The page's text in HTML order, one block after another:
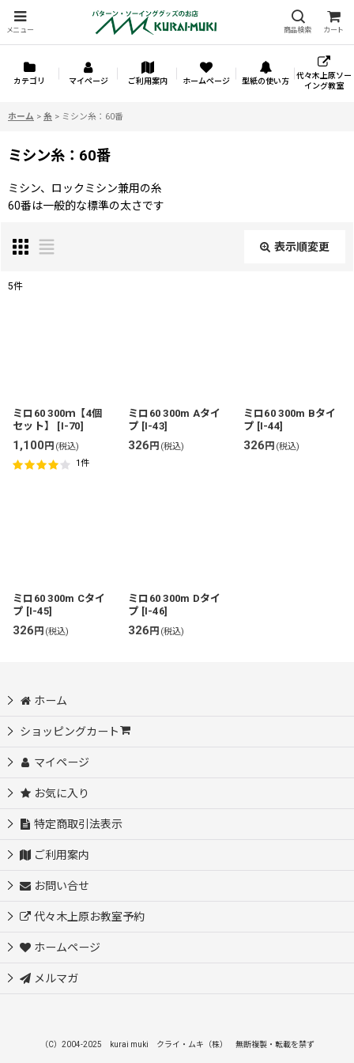
メニュー 商品検索 カート
カテゴリ マイページ ご利用案内 ホームページ 型紙の使い方
代々木上原ソー
イング教室
ホーム > 糸 > ミシン糸：60番
ミシン糸：60番
ミシン、ロックミシン兼用の糸
60番は一般的な標準の太さです
表示順変更
絞り込む
5件
ミロ60 300ｍ【4個
セット】
[I-70]
1,100円 (税込)
1件
ミロ60 300m Aタイ
プ [I-43]
326 円 (税込)
ミロ60 300m Bタイ
プ [I-44]
326 円 (税込)
ミロ60 300m Cタイ
プ [I-45]
326 円 (税込)
ミロ60 300m Dタイ
プ [I-46]
326 円 (税込)
ホーム
ショッピングカート
マイページ
お気に入り
特定商取引法表示
ご利用案内
お問い合せ
代々木上原お教室予約
ホームページ
メルマガ
（C）2004-2025 kurai muki クライ・ムキ（株） 無断複製・転載を禁ず